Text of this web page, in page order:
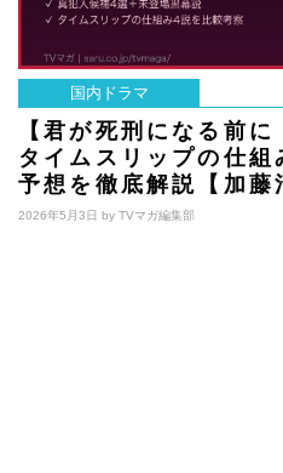
国内ドラマ
【君が死刑になる前
タイムスリップの仕
予想を徹底解説【加藤
2026年5月3日 by TVマガ編集部